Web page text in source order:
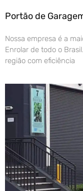
Portão de
Nossa empresa é a
Enrolar de todo o
região com eficiência